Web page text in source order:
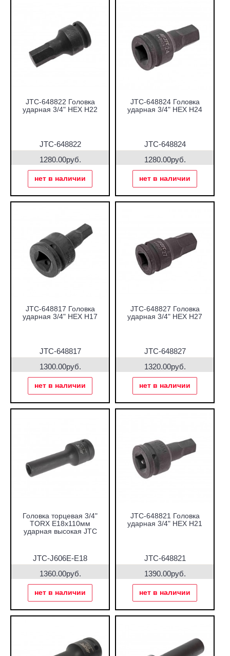
JTC-648822 Головка
ударная 3/4" HEX H22
JTC-648822
1280.00руб.
нет в наличии
JTC-648824 Головка
ударная 3/4" HEX H24
JTC-648824
1280.00руб.
нет в наличии
JTC-648817 Головка
ударная 3/4" HEX H17
JTC-648817
1300.00руб.
нет в наличии
JTC-648827 Головка
ударная 3/4" HEX H27
JTC-648827
1320.00руб.
нет в наличии
Головка торцевая 3/4"
TORX E18х110мм
ударная высокая JTC
JTC-J606E-E18
1360.00руб.
нет в наличии
JTC-648821 Головка
ударная 3/4" HEX H21
JTC-648821
1390.00руб.
нет в наличии